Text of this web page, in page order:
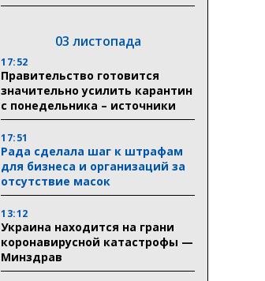
03 листопада
17:52
Правительство готовится
значительно усилить карантин
с понедельника – источники
17:51
Рада сделала шаг к штрафам
для бизнеса и организаций за
отсутствие масок
13:12
Украина находится на грани
коронавирусной катастрофы —
Минздрав